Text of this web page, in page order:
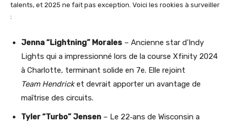
talents, et 2025 ne fait pas exception. Voici les rookies à surveiller
:
Jenna “Lightning” Morales – Ancienne star d’Indy
Lights qui a impressionné lors de la course Xfinity 2024
à Charlotte, terminant solide en 7e. Elle rejoint
Team Hendricket devrait apporter un avantage de
maîtrise des circuits.
Tyler “Turbo” Jensen – Le 22‑ans de Wisconsin a